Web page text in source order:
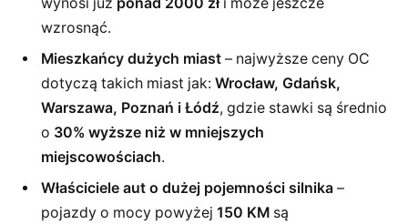
wynosi już ponad 2000 złi może jeszcze
wzrosnąć.
Mieszkańcy dużych miast – najwyższe ceny OC
dotyczą takich miast jak: Wrocław, Gdańsk,
Warszawa, Poznań i Łódź, gdzie stawki są średnio
o 30% wyższe niż w mniejszych
miejscowościach.
Właściciele aut o dużej pojemności silnika –
pojazdy o mocy powyżej 150 KM są